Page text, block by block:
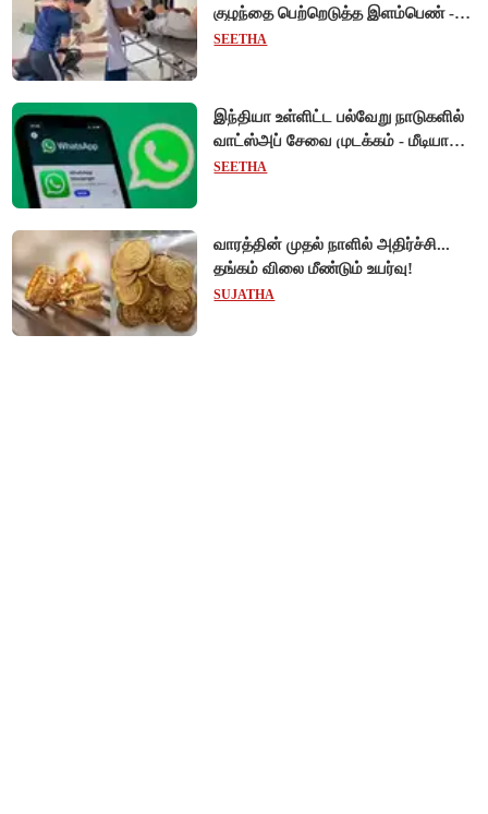
குழந்தை பெற்றெடுத்த இளம்பெண் -
வியட்நாமில் நெகிழ்ச்சி சம்பவம்!
SEETHA
இந்தியா உள்ளிட்ட பல்வேறு நாடுகளில்
வாட்ஸ்அப் சேவை முடக்கம் - மீடியா
கோப்புகளை அனுப்ப முடியாமல்
SEETHA
வாரத்தின் முதல் நாளில் அதிர்ச்சி...
தங்கம் விலை மீண்டும் உயர்வு!
SUJATHA